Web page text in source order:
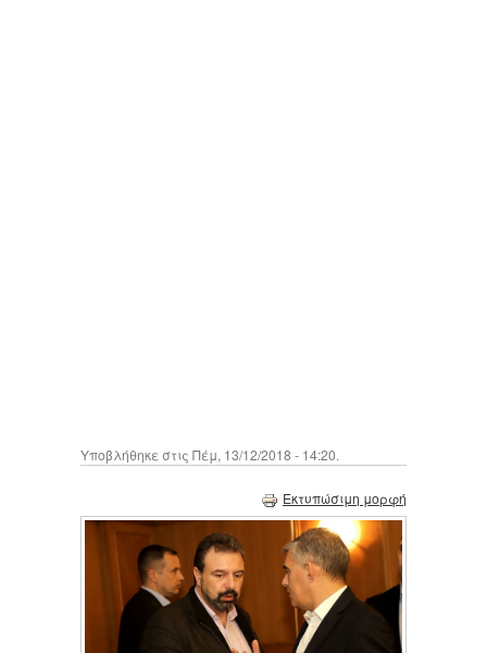
Υποβλήθηκε στις Πέμ, 13/12/2018 - 14:20.
Εκτυπώσιμη μορφή